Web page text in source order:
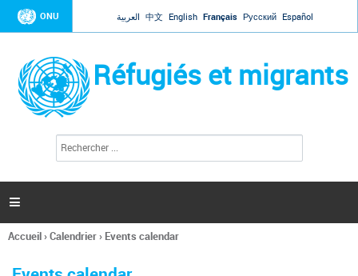
Jump to navigation
ONU العربية 中文 English Français Русский Español
Réfugiés et migrants
l
c
h
e

Vous
Accueil›Calendrier› Events calendar